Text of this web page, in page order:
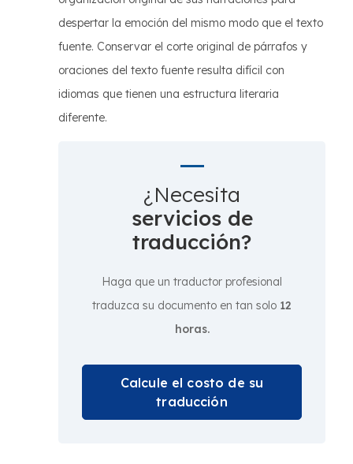
despertar la emoción del mismo modo que el texto
fuente. Conservar el corte original de párrafos y
oraciones del texto fuente resulta difícil con
idiomas que tienen una estructura literaria
diferente.
¿Necesita
servicios de
traducción?
Haga que un traductor profesional
traduzca su documento en tan solo 12
horas.
Calcule el costo de su
traducción